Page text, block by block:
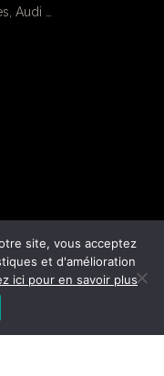
Audi …
site, vous acceptez
et d'amélioration
ici pour en savoir plus